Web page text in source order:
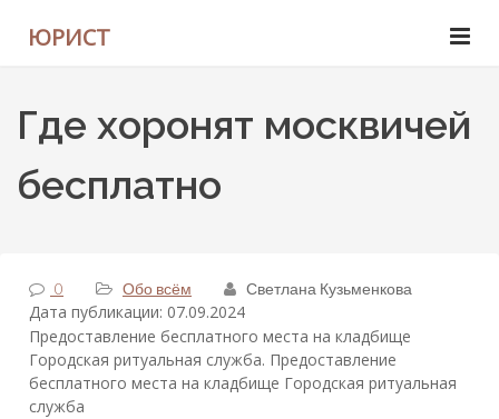
ЮРИСТ
Где хоронят москвичей
бесплатно
0 Обо всём Светлана Кузьменкова
Дата публикации: 07.09.2024
Предоставление бесплатного места на кладбище
Городская ритуальная служба. Предоставление
бесплатного места на кладбище Городская ритуальная
служба